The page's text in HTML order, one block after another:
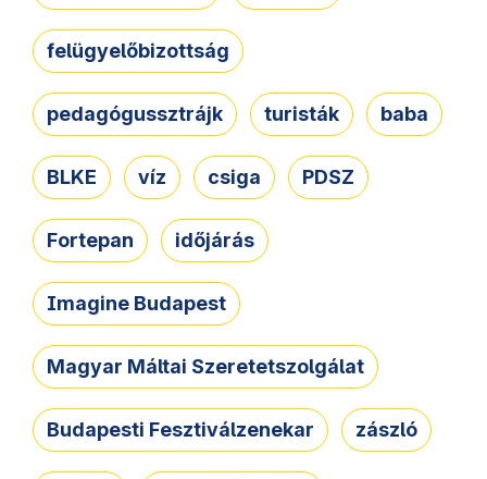
felügyelőbizottság
pedagógussztrájk turisták baba
BLKE víz csiga PDSZ
Fortepan időjárás
Imagine Budapest
Magyar Máltai Szeretetszolgálat
Budapesti Fesztiválzenekar zászló